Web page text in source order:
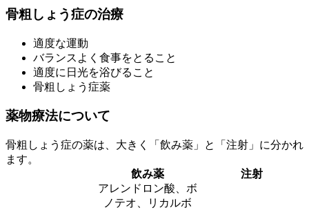
骨粗しょう症の治療
適度な運動
バランスよく食事をとること
適度に日光を浴びること
骨粗しょう症薬
薬物療法について
骨粗しょう症の薬は、大きく「飲み薬」と「注射」に分かれ
ます。
飲み薬
注射
アレンドロン酸、ボ
ノテオ、リカルボ